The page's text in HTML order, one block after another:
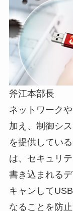
斧江本部長
ネットワーク
加え、制御シ
を提供してい
は、セキュリ
書き込まれる
キャンして
なることを防